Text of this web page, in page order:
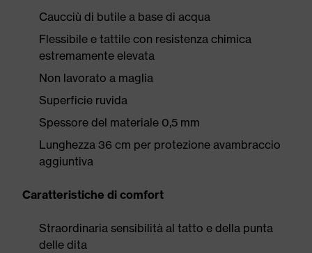
Caucciù di butile a base di acqua
Flessibile e tattile con resistenza chimica
estremamente elevata
Non lavorato a maglia
Superficie ruvida
Spessore del materiale 0,5 mm
Lunghezza 36 cm per protezione avambraccio
aggiuntiva
Caratteristiche di comfort
Straordinaria sensibilità al tatto e della punta
delle dita